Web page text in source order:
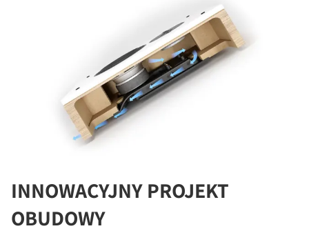
INNOWACYJNY PROJEKT
OBUDOWY